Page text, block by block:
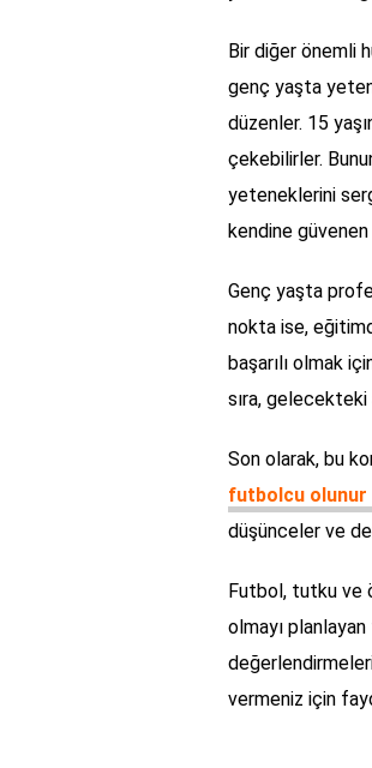
Bir diğer önemli
genç yaşta
düzenler. 15
çekebilirler.
yeteneklerini
kendine
Genç yaşta
nokta ise,
başarılı olmak
sıra, gelecekteki
Son olarak, bu
futbolcu olunur
düşünceler ve
Futbol, tutku ve
olmayı
vermeniz için